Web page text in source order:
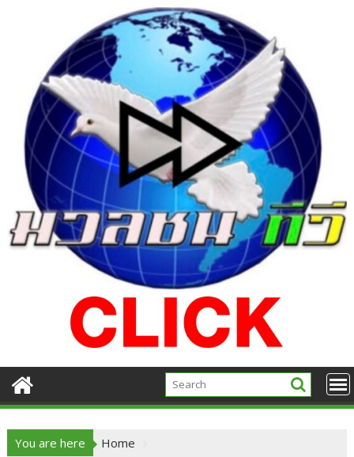
You are here
Home